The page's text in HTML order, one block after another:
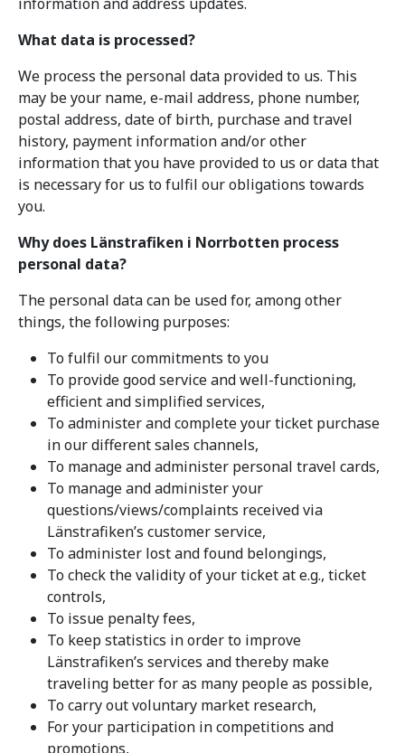
What data is processed?
We process the personal data provided to us. This
may be your name, e-mail address, phone number,
postal address, date of birth, purchase and travel
history, payment information and/or other
information that you have provided to us or data that
is necessary for us to fulfil our obligations towards
you.
Why does Länstrafiken i Norrbotten process
personal data?
The personal data can be used for, among other
things, the following purposes:
To fulfil our commitments to you
To provide good service and well-functioning,
efficient and simplified services,
To administer and complete your ticket purchase
in our different sales channels,
To manage and administer personal travel cards,
To manage and administer your
questions/views/complaints received via
Länstrafiken’s customer service,
To administer lost and found belongings,
To check the validity of your ticket at e.g., ticket
controls,
To issue penalty fees,
To keep statistics in order to improve
Länstrafiken’s services and thereby make
traveling better for as many people as possible,
To carry out voluntary market research,
For your participation in competitions and
promotions,